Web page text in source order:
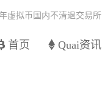
首页 Quai资讯
虚拟币国内不清退交易所